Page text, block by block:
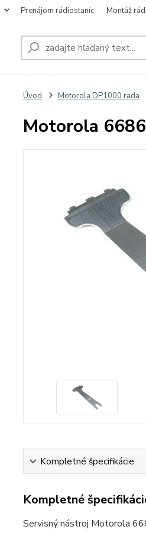
Prenájom rádiostaníc Montáž
Úvod Motorola DP1000 rada
Motorola
Kompletné špecifikácie
Kompletné
Servisný nástroj Motorola